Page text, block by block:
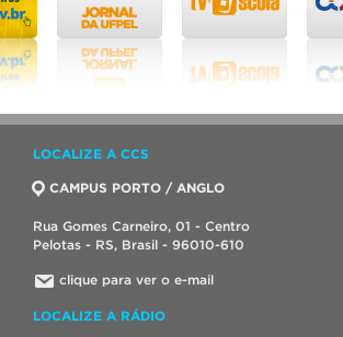
LOCALIZE A CCS
CAMPUS PORTO / ANGLO
Rua Gomes Carneiro, 01 - Centro
Pelotas - RS, Brasil - 96010-610
clique para ver o e-mail
LOCALIZE A RÁDIO